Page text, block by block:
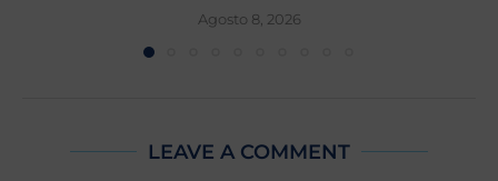
Agosto 8, 2026
LEAVE A COMMENT